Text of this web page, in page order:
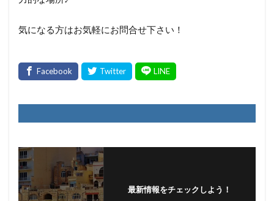
気になる方はお気軽にお問合せ下さい！
最新情報をチェックしよう！